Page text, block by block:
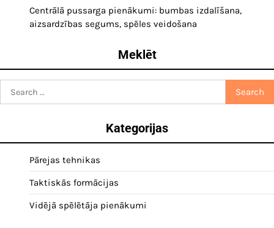
Centrālā pussarga pienākumi: bumbas izdalīšana,
aizsardzības segums, spēles veidošana
Meklēt
for:
Kategorijas
Pārejas tehnikas
Taktiskās formācijas
Vidējā spēlētāja pienākumi